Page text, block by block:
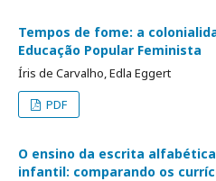
Tempos de fome: a
Educação Popular Feminista
Íris de Carvalho, Edla Eggert
PDF
O ensino da escrita
infantil: comparando os